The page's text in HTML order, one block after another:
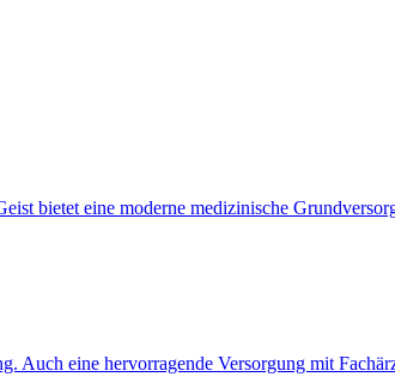
bietet eine moderne medizinische
Auch eine hervorragende Versorgung mit